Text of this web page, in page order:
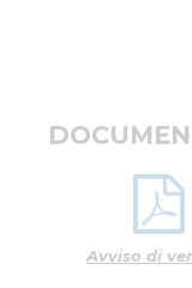
Avviso di